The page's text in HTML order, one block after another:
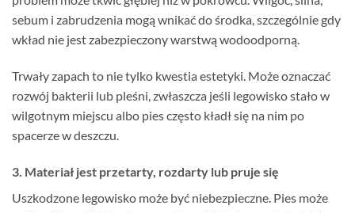
sebum i zabrudzenia mogą wnikać do środka, szczególnie gdy
wkład nie jest zabezpieczony warstwą wodoodporną.
Trwały zapach to nie tylko kwestia estetyki. Może oznaczać
rozwój bakterii lub pleśni, zwłaszcza jeśli legowisko stało w
wilgotnym miejscu albo pies często kładł się na nim po
spacerze w deszczu.
3. Materiał jest przetarty, rozdarty lub pruje się
Uszkodzone legowisko może być niebezpieczne. Pies może